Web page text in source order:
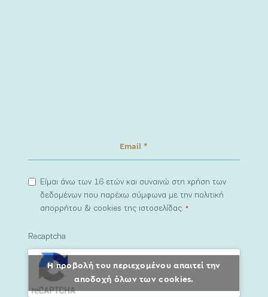
Είμαι άνω των 16 ετών και συναινώ στη χρήση των
δεδομένων που παρέχω σύμφωνα με την πολιτική
απορρήτου & cookies της ιστοσελίδας.*
Recaptcha
Η προβολή του περιεχομένου απαιτεί την
αποδοχή όλων των cookies.